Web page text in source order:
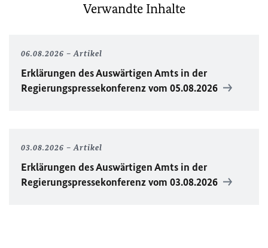
Verwandte Inhalte
06.08.2026 Artikel
Erklärungen des Auswärtigen Amts in der
Regierungspressekonferenz vom 05.08.2026
03.08.2026 Artikel
Erklärungen des Auswärtigen Amts in der
Regierungspressekonferenz vom 03.08.2026